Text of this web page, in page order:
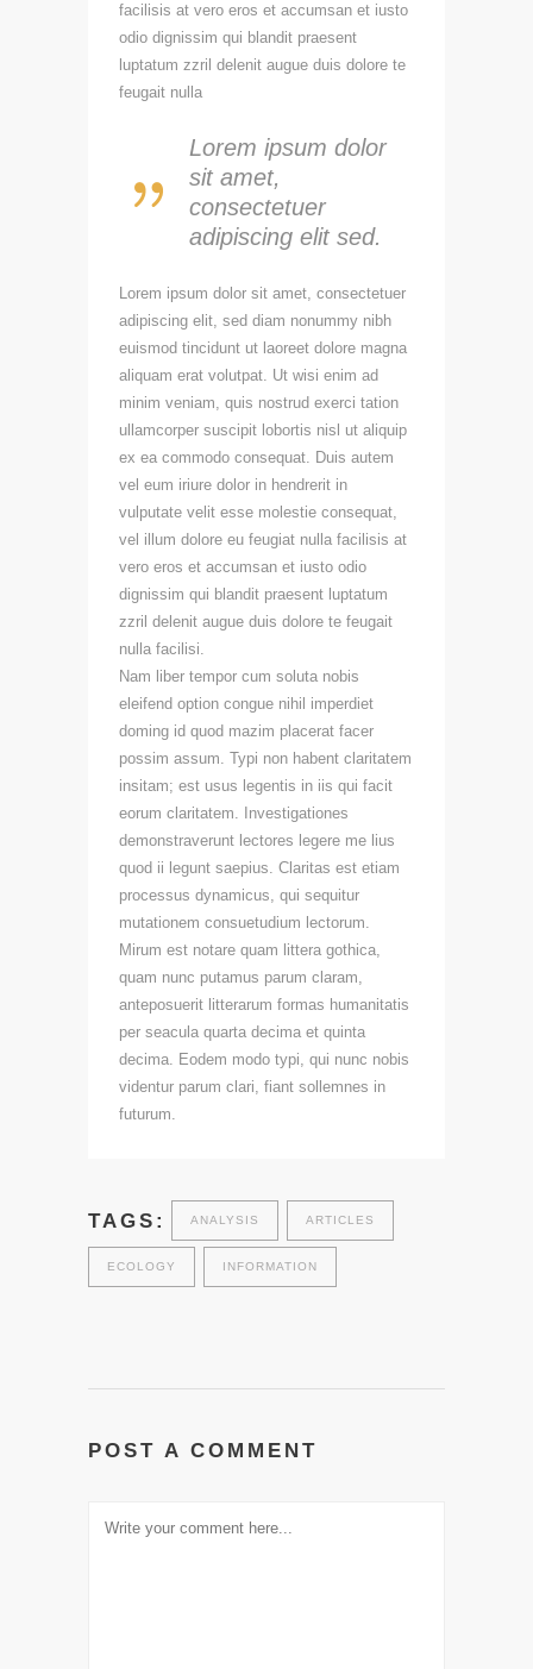
facilisis at vero eros et accumsan et iusto
odio dignissim qui blandit praesent
luptatum zzril delenit augue duis dolore te
feugait nulla
Lorem ipsum dolor
sit amet,
consectetuer
adipiscing elit sed.
Lorem ipsum dolor sit amet, consectetuer
adipiscing elit, sed diam nonummy nibh
euismod tincidunt ut laoreet dolore magna
aliquam erat volutpat. Ut wisi enim ad
minim veniam, quis nostrud exerci tation
ullamcorper suscipit lobortis nisl ut aliquip
ex ea commodo consequat. Duis autem
vel eum iriure dolor in hendrerit in
vulputate velit esse molestie consequat,
vel illum dolore eu feugiat nulla facilisis at
vero eros et accumsan et iusto odio
dignissim qui blandit praesent luptatum
zzril delenit augue duis dolore te feugait
nulla facilisi.
Nam liber tempor cum soluta nobis
eleifend option congue nihil imperdiet
doming id quod mazim placerat facer
possim assum. Typi non habent claritatem
insitam; est usus legentis in iis qui facit
eorum claritatem. Investigationes
demonstraverunt lectores legere me lius
quod ii legunt saepius. Claritas est etiam
processus dynamicus, qui sequitur
mutationem consuetudium lectorum.
Mirum est notare quam littera gothica,
quam nunc putamus parum claram,
anteposuerit litterarum formas humanitatis
per seacula quarta decima et quinta
decima. Eodem modo typi, qui nunc nobis
videntur parum clari, fiant sollemnes in
futurum.
TAGS: ANALYSIS ARTICLES
ECOLOGY INFORMATION
POST A COMMENT